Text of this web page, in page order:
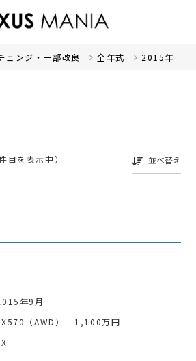
ェンジ・一部改良 全年式 2015年
目を表示中） 並べ替え
年9月
（AWD） - 1,100万円